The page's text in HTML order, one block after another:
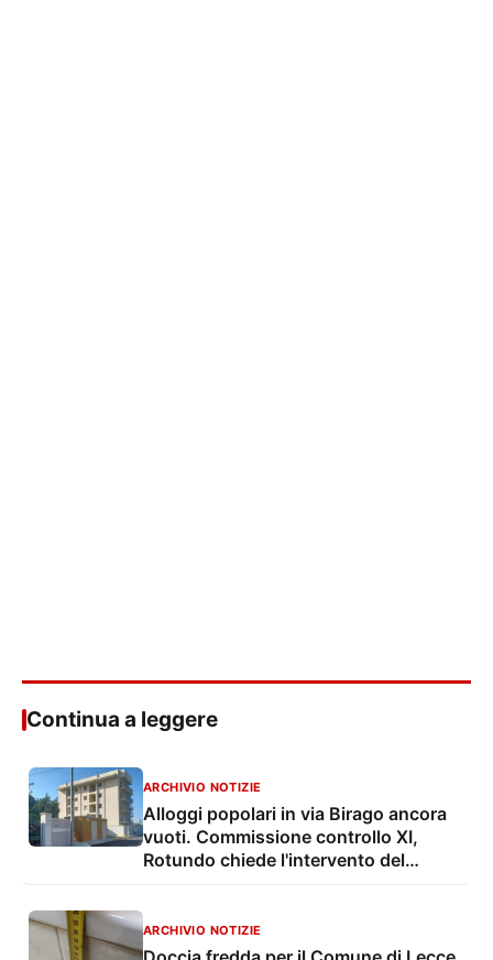
Continua a leggere
ARCHIVIO NOTIZIE
Alloggi popolari in via Birago ancora
vuoti. Commissione controllo XI,
Rotundo chiede l'intervento del
ARCHIVIO NOTIZIE